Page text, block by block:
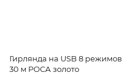
Гирлянда на USB 8 режимов
30 м РОСА золото